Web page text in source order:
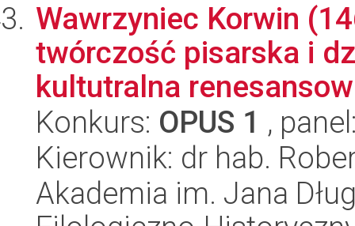
Wawrzyniec Korwin
twórczość pisarska i
kultutralna
Konkurs: OPUS 1 ,
Kierownik: dr hab.
Akademia im. Jana